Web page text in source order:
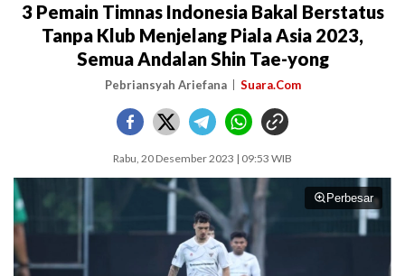
3 Pemain Timnas Indonesia Bakal Berstatus
Tanpa Klub Menjelang Piala Asia 2023,
Semua Andalan Shin Tae-yong
Pebriansyah Ariefana Suara.Com
Rabu, 20 Desember 2023 | 09:53 WIB
Perbesar